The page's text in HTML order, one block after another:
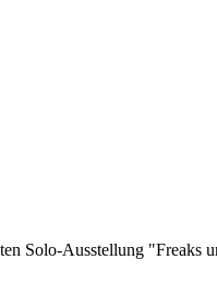
Solo-Ausstellung "Freaks